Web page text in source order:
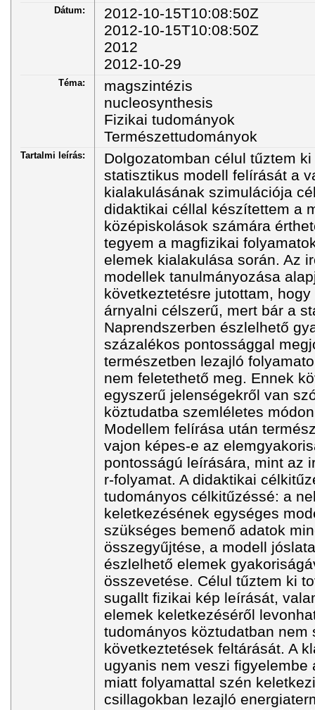
Dátum:
2012-10-15T10:08:50Z
2012-10-15T10:08:50Z
2012
2012-10-29
Téma:
magszintézis
nucleosynthesis
Fizikai tudományok
Természettudományok
Tartalmi leírás:
Dolgozatomban célul tűztem
statisztikus modell felírását a
kialakulásának szimulációja
didaktikai céllal készítettem a
középiskolások számára
tegyem a magfizikai
elemek kialakulása során. Az
modellek tanulmányozása
következtetésre jutottam,
árnyalni célszerű, mert bár a
Naprendszerben észlelhető
százalékos pontossággal
természetben lezajló
nem feletethető meg. Ennek
egyszerű jelenségekről van
köztudatba szemléletes
Modellem felírása után
vajon képes-e az
pontosságú leírására, mint az
r-folyamat. A didaktikai
tudományos célkitűzéssé: a
keletkezésének egységes
szükséges bemenő adatok
összegyűjtése, a modell
észlelhető elemek
összevetése. Célul tűztem ki
sugallt fizikai kép leírását,
elemek keletkezéséről
tudományos köztudatban nem
következtetések feltárását. A
ugyanis nem veszi figyelembe
miatt folyamattal szén
csillagokban lezajló